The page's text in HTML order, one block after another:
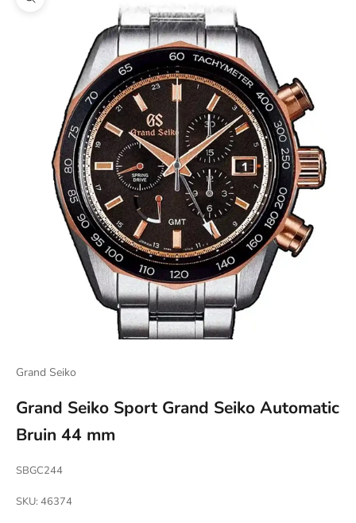
In-/uitzoomen
Grand Seiko
Grand Seiko Sport Grand Seiko Automatic
Bruin 44 mm
SBGC244
SKU: 46374